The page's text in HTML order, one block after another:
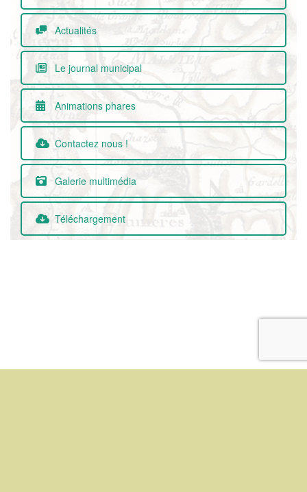
Actualités
Le journal municipal
Animations phares
Contactez nous !
Galerie multimédia
Téléchargement